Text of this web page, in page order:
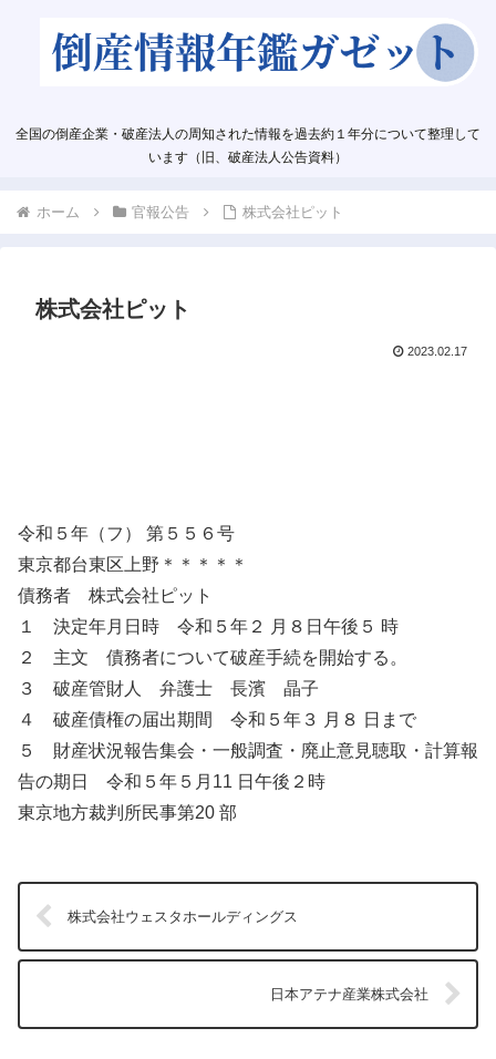
全国の倒産企業・破産法人の周知された情報を過去約１年分について整理して
います（旧、破産法人公告資料）
ホーム 官報公告 株式会社ピット
株式会社ピット
2023.02.17
令和５年（フ） 第５５６号
東京都台東区上野＊＊＊＊＊
債務者 株式会社ピット
１ 決定年月日時 令和５年２ 月８日午後５ 時
２ 主文 債務者について破産手続を開始する。
３ 破産管財人 弁護士 長濱 晶子
４ 破産債権の届出期間 令和５年３ 月８ 日まで
５ 財産状況報告集会・一般調査・廃止意見聴取・計算報
告の期日 令和５年５月11 日午後２時
東京地方裁判所民事第20 部
株式会社ウェスタホールディングス
日本アテナ産業株式会社